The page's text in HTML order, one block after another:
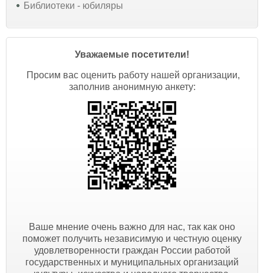
Библиотеки - юбиляры
Уважаемые посетители!
Просим вас оценить работу нашей организации,
заполнив анонимную анкету:
Ваше мнение очень важно для нас, так как оно
поможет получить независимую и честную оценку
удовлетворенности граждан России работой
государственных и муниципальных организаций